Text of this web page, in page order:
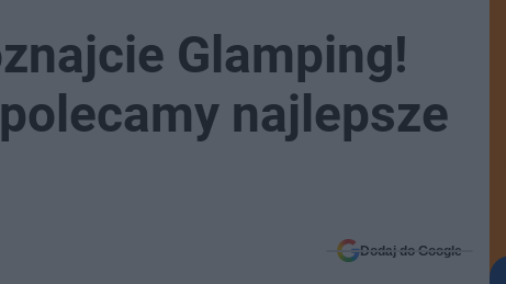
Glamping!
najlepsze
Dodaj do Google